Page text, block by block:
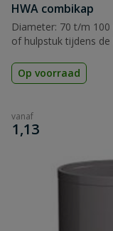
HWA combikap
Diameter: 70 t/m
of hulpstuk tijdens
Op voorraad
vanaf
€
1,13